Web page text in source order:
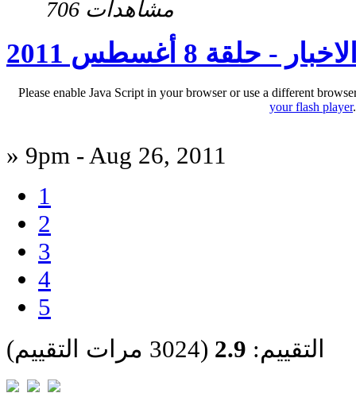
706 مشاهدات
- حلقة 8 أغسطس 2011
Please enable Java Script in your browser or use a different
your flash player.
» 9pm - Aug 26, 2011
1
2
3
4
5
التقييم: 2.9 (3024 مرات التقييم)